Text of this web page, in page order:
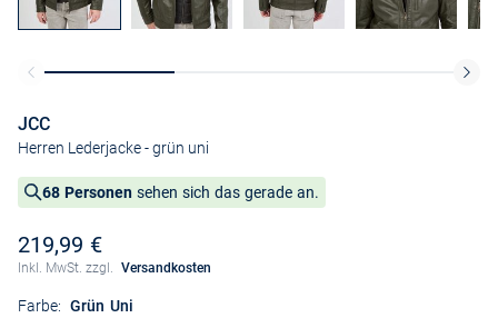
JCC
Herren Lederjacke- grün uni
68 Personen sehen sich das gerade an.
219,99 €
Inkl. MwSt. zzgl. Versandkosten
Farbe: Grün Uni